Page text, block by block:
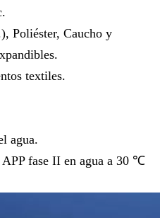
Poliéster, Caucho y
textiles.
agua.
APP fase II en agua a 30 ℃